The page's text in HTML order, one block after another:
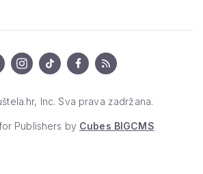
Inc. Sva prava zadržana.
Publishers by Cubes BIGCMS